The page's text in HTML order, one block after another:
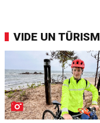
VIDE UN